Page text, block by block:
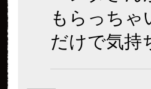
もらっちゃ
だけで気持